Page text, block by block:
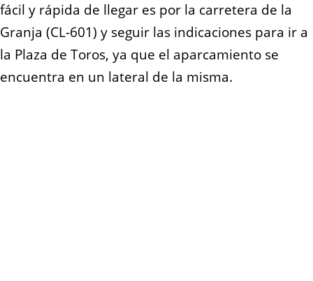
fácil y rápida de llegar es por la carretera de la
Granja (CL-601) y seguir las indicaciones para ir a
la Plaza de Toros, ya que el aparcamiento se
encuentra en un lateral de la misma.